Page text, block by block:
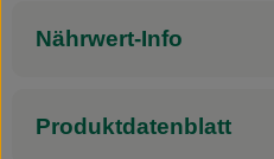
Nährwert-Info
Produktdatenblatt